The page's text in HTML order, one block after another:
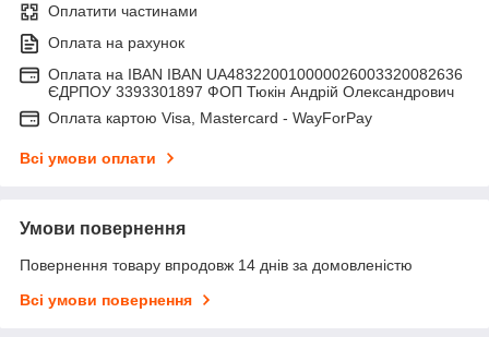
Оплатити частинами
Оплата на рахунок
Оплата на IBAN IBAN UA483220010000026003320082636
ЄДРПОУ 3393301897 ФОП Тюкін Андрій Олександрович
Оплата картою Visa, Mastercard - WayForPay
Всі умови оплати
Умови повернення
Повернення товару впродовж 14 днів за домовленістю
Всі умови повернення